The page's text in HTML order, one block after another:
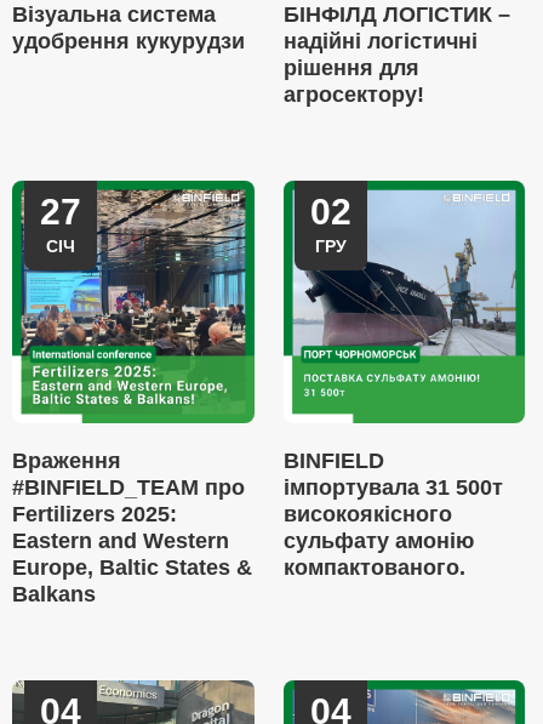
Візуальна система
удобрення кукурудзи
БІНФІЛД ЛОГІСТИК –
надійні логістичні
рішення для
агросектору!
27
СІЧ
Враження
#BINFIELD_TEAM про
Fertilizers 2025:
Eastern and Western
Europe, Baltic States &
Balkans
02
ГРУ
BINFIELD
імпортувала 31 500т
високоякісного
сульфату амонію
компактованого.
04 04